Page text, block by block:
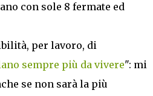
con sole 8 fermate ed
per lavoro, di
sempre più da vivere": mi
se non sarà la più